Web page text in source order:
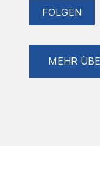
FOLGEN
MEHR